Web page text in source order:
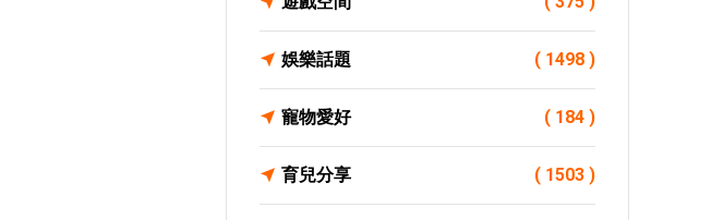
娛樂話題 ( 1498 )
寵物愛好 ( 184 )
育兒分享 ( 1503 )